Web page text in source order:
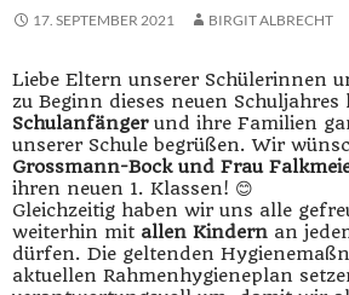
17. SEPTEMBER 2021 BIRGIT ALBRECHT
Liebe Eltern unserer Schülerinnen
zu Beginn dieses neuen
Schulanfängerund ihre Familien
unserer Schule begrüßen. Wir
Grossmann-Bock und Frau
ihren neuen 1. Klassen! 😊
Gleichzeitig haben wir uns alle
weiterhin mit allen Kindern an
dürfen. Die geltenden
aktuellen Rahmenhygieneplan